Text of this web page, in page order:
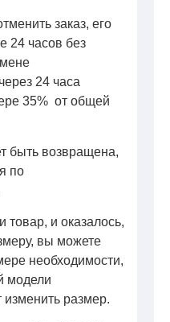
заказ, его
24 часов без
24 часа
35% от общей
быть возвращена,
по
товар, и оказалось,
вы можете
необходимости,
модели
изменить размер.